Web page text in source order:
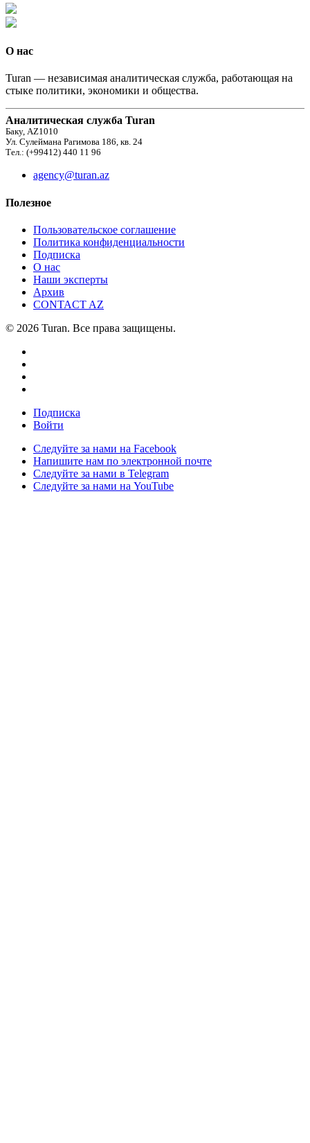
О нас
Turan — независимая аналитическая служба, работающая на
стыке политики, экономики и общества.
Аналитическая служба Turan
Баку, AZ1010
Ул. Сулеймана Рагимова 186, кв. 24
Тел.: (+99412) 440 11 96
agency@turan.az
Полезное
Пользовательское соглашение
Политика конфиденциальности
Подписка
О нас
Наши эксперты
Архив
CONTACT AZ
© 2026 Turan. Все права защищены.
Подписка
Войти
Следуйте за нами на Facebook
Напишите нам по электронной почте
Следуйте за нами в Telegram
Следуйте за нами на YouTube